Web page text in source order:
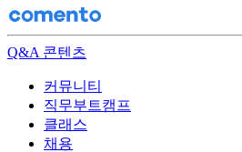
Q&A 콘텐츠
커뮤니티
직무부트캠프
클래스
채용